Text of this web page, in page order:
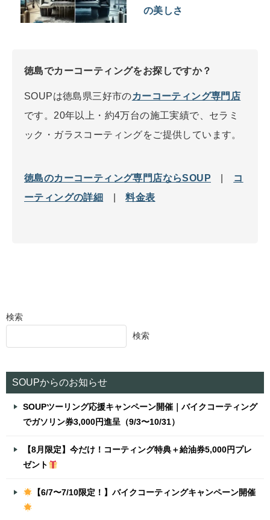
の美しさ
徳島でカーコーティングをお探しですか？
SOUPは徳島県三好市のカーコーティング専門店
です。20年以上・約4万台の施工実績で、セラミ
ック・ガラスコーティングをご提供しています。
徳島のカーコーティング専門店ならSOUP
コ
ーティングの詳細
|料金表
検索
検索
SOUPからのお知らせ
SOUPツーリング応援キャンペーン開催｜バイクコーティング
でガソリン券3,000円進呈（9/3〜10/31）
【8月限定】今だけ！コーティング特典＋給油券5,000円プレ
ゼント
【6/7〜7/10限定！】バイクコーティングキャンペーン開催